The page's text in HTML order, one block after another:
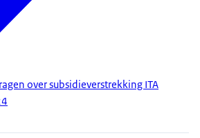
over subsidieverstrekking ITA